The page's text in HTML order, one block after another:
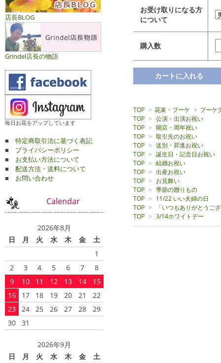
お受け取りになる方
について
購入数
TOP > 花束・ブーケ > ブーケ
TOP > 公演・出演お祝い
TOP > 開店・周年祝い
TOP > 取引先のお祝い
TOP > 送別・昇進お祝い
TOP > 誕生日・記念日お祝い
TOP > 結婚お祝い
TOP > 出産お祝い
TOP > お見舞い
TOP > 季節の贈りもの
TOP > 11/22 いい夫婦の日
TOP >
「いつもありがとうご
TOP > 3/14ホワイトデー
店長BLOG
Grindel店長の物語
毎日お花をアップしています
■ 特定商取引法に基づく表記
■ プライバシーポリシー
■ お支払い方法について
■ 配送方法・送料について
■ お問い合わせ
Calendar
2026年8月
日
月 火 水 木 金
土
1
2
3 4 5 6 7
8
9
10 11 12 13 14
15
16
17 18 19 20 21
22
23
24 25 26 27 28
29
30
31
2026年9月
日
月 火 水 木 金 土